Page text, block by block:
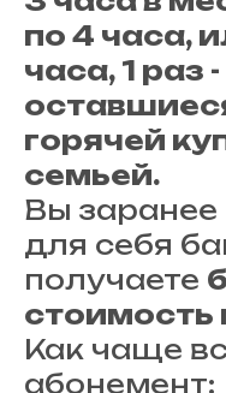
по 4 часа,
часа, 1 раз
горячей
семьей.
Вы заранее
для себя
получаете
Как чаще
абонемент: